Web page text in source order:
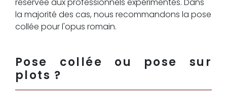
réservée aux professionnels expérimentés. Dans
la majorité des cas, nous recommandons la pose
collée pour l'opus romain.
Pose collée ou pose sur
plots ?